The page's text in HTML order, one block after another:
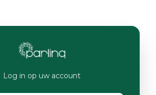
Log in op uw account